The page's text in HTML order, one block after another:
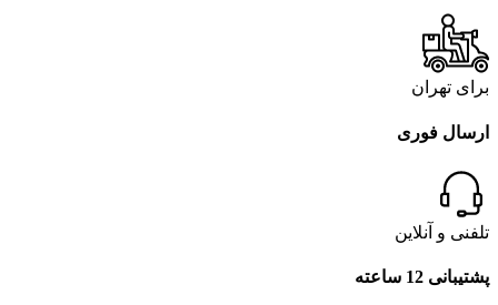
برای تهران
ارسال فوری
تلفنی و آنلاین
پشتیبانی 12 ساعته